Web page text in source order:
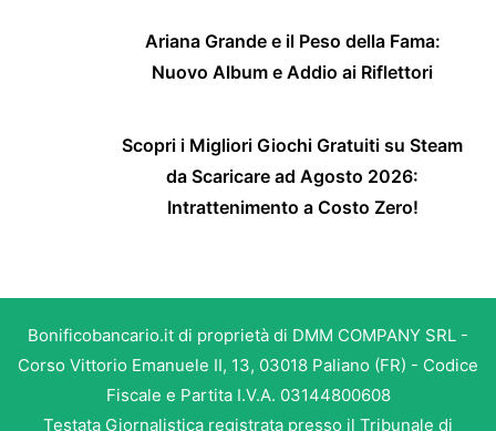
Ariana Grande e il Peso della Fama:
Nuovo Album e Addio ai Riflettori
Scopri i Migliori Giochi Gratuiti su Steam
da Scaricare ad Agosto 2026:
Intrattenimento a Costo Zero!
Bonificobancario.it di proprietà di DMM COMPANY SRL -
Corso Vittorio Emanuele II, 13, 03018 Paliano (FR) - Codice
Fiscale e Partita I.V.A. 03144800608
Testata Giornalistica registrata presso il Tribunale di